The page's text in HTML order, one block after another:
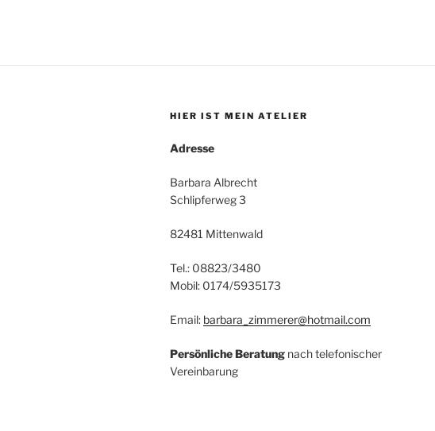
HIER IST MEIN ATELIER
Adresse
Barbara Albrecht
Schlipferweg 3
82481 Mittenwald
Tel.: 08823/3480
Mobil: 0174/5935173
Email: barbara_zimmerer@hotmail.com
Persönliche Beratung nach telefonischer
Vereinbarung